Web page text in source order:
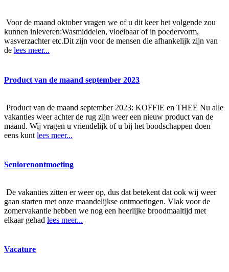
Voor de maand oktober vragen we of u dit keer het volgende zou
kunnen inleveren:Wasmiddelen, vloeibaar of in poedervorm,
wasverzachter etc.Dit zijn voor de mensen die afhankelijk zijn van
de lees meer...
Product van de maand september 2023
Product van de maand september 2023: KOFFIE en THEE Nu alle
vakanties weer achter de rug zijn weer een nieuw product van de
maand. Wij vragen u vriendelijk of u bij het boodschappen doen
eens kunt lees meer...
Seniorenontmoeting
De vakanties zitten er weer op, dus dat betekent dat ook wij weer
gaan starten met onze maandelijkse ontmoetingen. Vlak voor de
zomervakantie hebben we nog een heerlijke broodmaaltijd met
elkaar gehad lees meer...
Vacature